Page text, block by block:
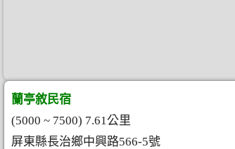
蘭亭敘民宿
(5000 ~ 7500) 7.61公里
屏東縣長治鄉中興路566-5號